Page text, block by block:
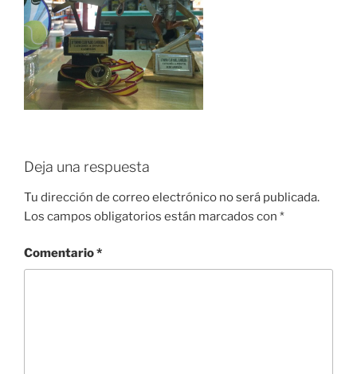
Deja una respuesta
Tu dirección de correo electrónico no será publicada.
Los campos obligatorios están marcados con *
Comentario*